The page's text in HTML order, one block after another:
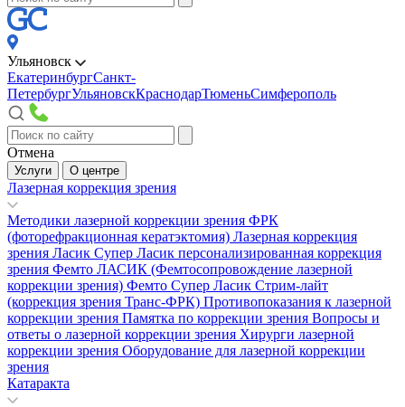
Ульяновск
ЕкатеринбургСанкт-
ПетербургУльяновскКраснодарТюменьСимферополь
Отмена
Услуги О центре
Лазерная коррекция зрения
Методики лазерной коррекции зрения ФРК
(фоторефракционная кератэктомия) Лазерная коррекция
зрения Ласик Супер Ласик персонализированная коррекция
зрения Фемто ЛАСИК (Фемтосопровождение лазерной
коррекции зрения) Фемто Супер Ласик Стрим-лайт
(коррекция зрения Транс-ФРК) Противопоказания к лазерной
коррекции зрения Памятка по коррекции зрения Вопросы и
ответы о лазерной коррекции зрения Хирурги лазерной
коррекции зрения Оборудование для лазерной коррекции
зрения
Катаракта